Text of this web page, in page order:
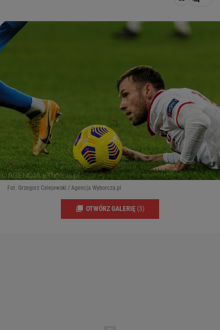
Fot. Grzegorz Celejewski / Agencja Wyborcza.pl
OTWÓRZ GALERIĘ (3)